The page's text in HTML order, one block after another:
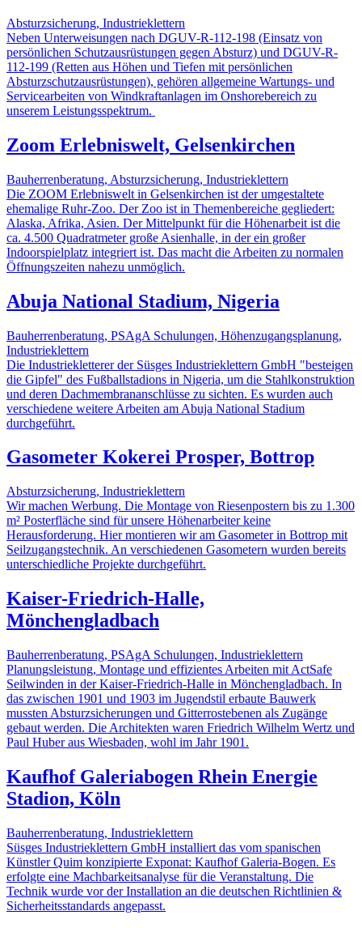
Absturzsicherung, Industrieklettern
Neben Unterweisungen nach DGUV-R-112-198 (Einsatz von
persönlichen Schutzausrüstungen gegen Absturz) und DGUV-R-
112-199 (Retten aus Höhen und Tiefen mit persönlichen
Absturzschutzausrüstungen), gehören allgemeine Wartungs- und
Servicearbeiten von Windkraftanlagen im Onshorebereich zu
unserem Leistungsspektrum.
Zoom Erlebniswelt, Gelsenkirchen
Bauherrenberatung, Absturzsicherung, Industrieklettern
Die ZOOM Erlebniswelt in Gelsenkirchen ist der umgestaltete
ehemalige Ruhr-Zoo. Der Zoo ist in Themenbereiche gegliedert:
Alaska, Afrika, Asien. Der Mittelpunkt für die Höhenarbeit ist die
ca. 4.500 Quadratmeter große Asienhalle, in der ein großer
Indoorspielplatz integriert ist. Das macht die Arbeiten zu normalen
Öffnungszeiten nahezu unmöglich.
Abuja National Stadium, Nigeria
Bauherrenberatung, PSAgA Schulungen, Höhenzugangsplanung,
Industrieklettern
Die Industriekletterer der Süsges Industrieklettern GmbH "besteigen
die Gipfel" des Fußballstadions in Nigeria, um die Stahlkonstruktion
und deren Dachmembrananschlüsse zu sichten. Es wurden auch
verschiedene weitere Arbeiten am Abuja National Stadium
durchgeführt.
Gasometer Kokerei Prosper, Bottrop
Absturzsicherung, Industrieklettern
Wir machen Werbung. Die Montage von Riesenpostern bis zu 1.300
m² Posterfläche sind für unsere Höhenarbeiter keine
Herausforderung. Hier montieren wir am Gasometer in Bottrop mit
Seilzugangstechnik. An verschiedenen Gasometern wurden bereits
unterschiedliche Projekte durchgeführt.
Kaiser-Friedrich-Halle,
Mönchengladbach
Bauherrenberatung, PSAgA Schulungen, Industrieklettern
Planungsleistung, Montage und effizientes Arbeiten mit ActSafe
Seilwinden in der Kaiser-Friedrich-Halle in Mönchengladbach. In
das zwischen 1901 und 1903 im Jugendstil erbaute Bauwerk
mussten Absturzsicherungen und Gitterrostebenen als Zugänge
gebaut werden. Die Architekten waren Friedrich Wilhelm Wertz und
Paul Huber aus Wiesbaden, wohl im Jahr 1901.
Kaufhof Galeriabogen Rhein Energie
Stadion, Köln
Bauherrenberatung, Industrieklettern
Süsges Industrieklettern GmbH installiert das vom spanischen
Künstler Quim konzipierte Exponat: Kaufhof Galeria-Bogen. Es
erfolgte eine Machbarkeitsanalyse für die Veranstaltung. Die
Technik wurde vor der Installation an die deutschen Richtlinien &
Sicherheitsstandards angepasst.